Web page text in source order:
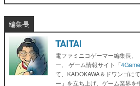
編集長
TAITAI
電ファミニコゲーマー編集長
ー。 ゲーム情報サイト「
て、KADOKAWA＆ドワンゴに
ー」を立ち上げ、ゲーム業界を